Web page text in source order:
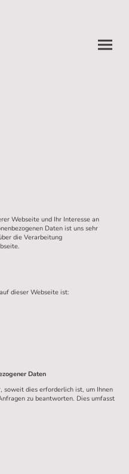
Webseite und Ihr Interesse an
Daten ist uns sehr
die Verarbeitung
dieser Webseite ist:
Daten
soweit dies erforderlich ist, um Ihnen
zu beantworten. Dies umfasst